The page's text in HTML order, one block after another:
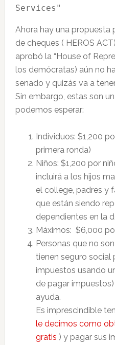
Services"
Ahora hay una propuesta
de cheques ( HEROS
aprobó la “House of
los demócratas) aún no
senado y quizás va a
Sin embargo, estas son
podemos esperar:
Individuos: $1,200
primera ronda)
Niños: $1,200 por
incluirá a los hijos
el college, padres y
que están siendo
dependientes en la
Máximos: $6,000
Personas que no
tienen seguro social
impuestos usando
de pagar
ayuda.
Es imprescindible
le decimos como
gratis ) y pagar sus